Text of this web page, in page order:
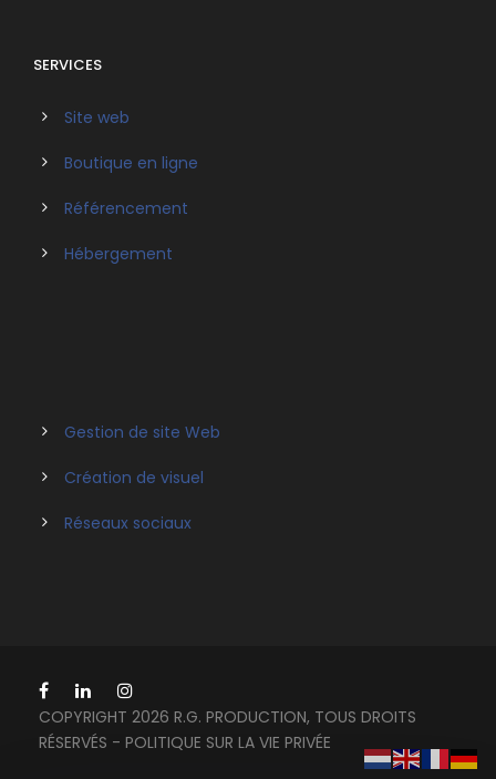
SERVICES
Site web
Boutique en ligne
Référencement
Hébergement
Gestion de site Web
Création de visuel
Réseaux sociaux
COPYRIGHT 2026 R.G. PRODUCTION, TOUS DROITS
RÉSERVÉS - POLITIQUE SUR LA VIE PRIVÉE